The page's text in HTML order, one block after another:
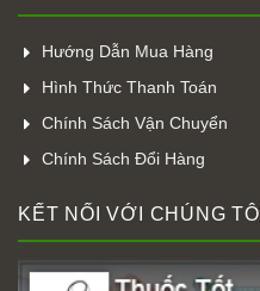
Hướng Dẫn Mua Hàng
Hình Thức Thanh Toán
Chính Sách Vận Chuyển
Chính Sách Đổi Hàng
KẾT NỐI VỚI CHÚNG TÔI